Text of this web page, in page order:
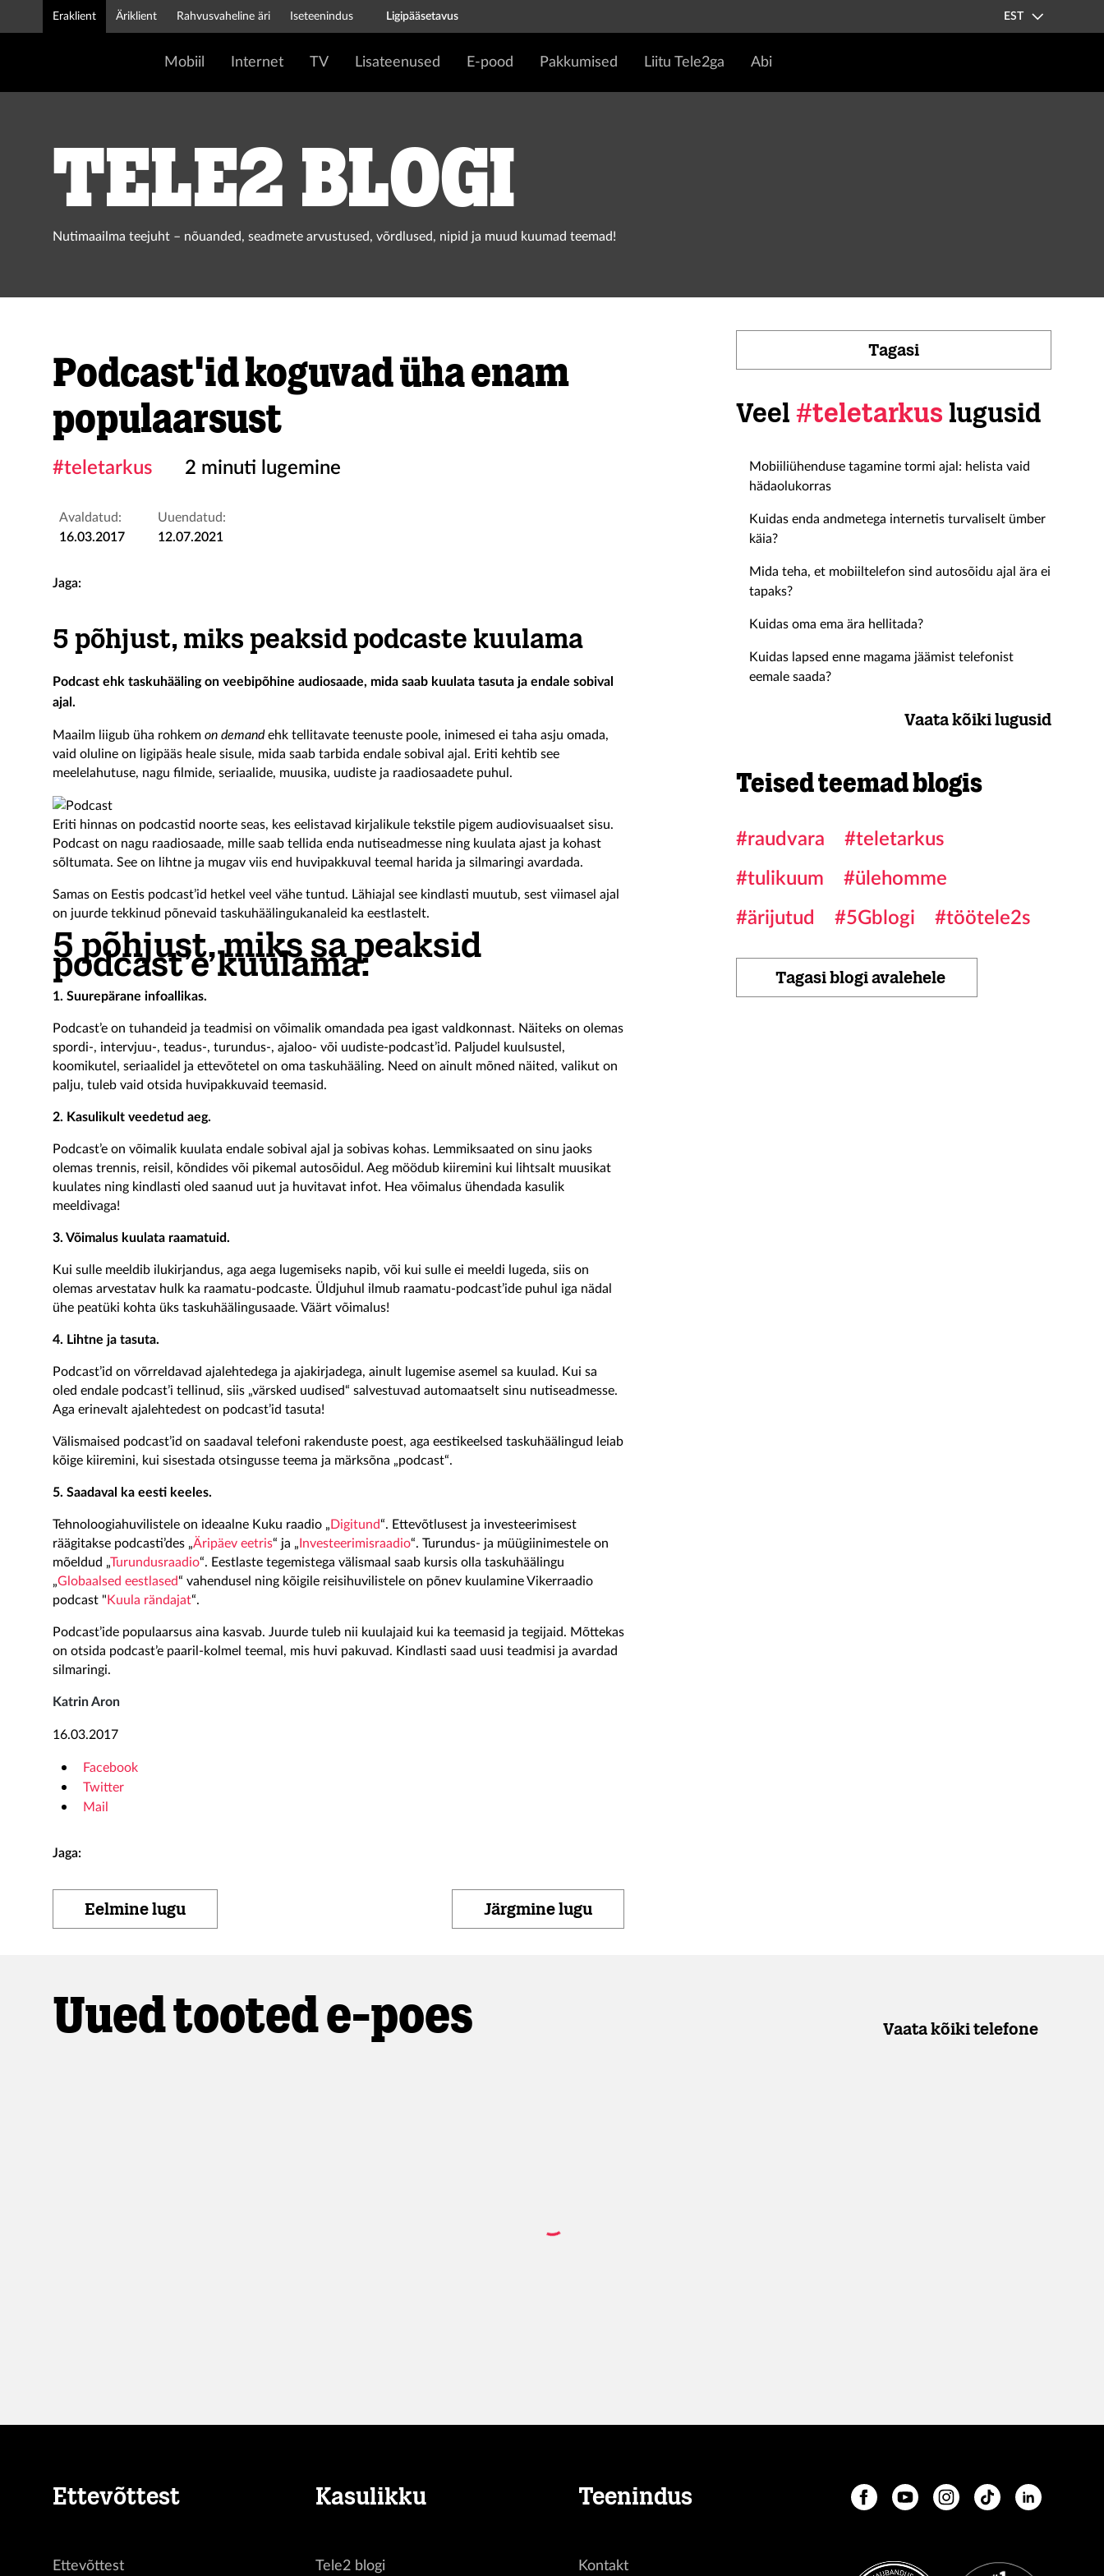
Eraklient Äriklient Rahvusvaheline äri Iseteenindus Ligipääsetavus EST
Mobiil Internet TV Lisateenused E-pood Pakkumised Liitu Tele2ga Abi
Tele2 blogi
Nutimaailma teejuht – nõuanded, seadmete arvustused, võrdlused, nipid ja muud kuumad teemad!
Podcast'id koguvad üha enam
populaarsust
#teletarkus 2 minuti lugemine
Avaldatud:
16.03.2017
Uuendatud:
12.07.2021
Jaga:
5 põhjust, miks peaksid podcaste kuulama
Podcast ehk taskuhääling on veebipõhine audiosaade, mida saab kuulata tasuta ja endale sobival
ajal.
Maailm liigub üha rohkem on demand ehk tellitavate teenuste poole, inimesed ei taha asju omada,
vaid oluline on ligipääs heale sisule, mida saab tarbida endale sobival ajal. Eriti kehtib see
meelelahutuse, nagu filmide, seriaalide, muusika, uudiste ja raadiosaadete puhul.
Eriti hinnas on podcastid noorte seas, kes eelistavad kirjalikule tekstile pigem audiovisuaalset sisu.
Podcast on nagu raadiosaade, mille saab tellida enda nutiseadmesse ning kuulata ajast ja kohast
sõltumata. See on lihtne ja mugav viis end huvipakkuval teemal harida ja silmaringi avardada.
Samas on Eestis podcast’id hetkel veel vähe tuntud. Lähiajal see kindlasti muutub, sest viimasel ajal
on juurde tekkinud põnevaid taskuhäälingukanaleid ka eestlastelt.
5 põhjust, miks sa peaksid
podcast’e kuulama:
1. Suurepärane infoallikas.
Podcast’e on tuhandeid ja teadmisi on võimalik omandada pea igast valdkonnast. Näiteks on olemas
spordi-, intervjuu-, teadus-, turundus-, ajaloo- või uudiste-podcast’id. Paljudel kuulsustel,
koomikutel, seriaalidel ja ettevõtetel on oma taskuhääling. Need on ainult mõned näited, valikut on
palju, tuleb vaid otsida huvipakkuvaid teemasid.
2. Kasulikult veedetud aeg.
Podcast’e on võimalik kuulata endale sobival ajal ja sobivas kohas. Lemmiksaated on sinu jaoks
olemas trennis, reisil, kõndides või pikemal autosõidul. Aeg möödub kiiremini kui lihtsalt muusikat
kuulates ning kindlasti oled saanud uut ja huvitavat infot. Hea võimalus ühendada kasulik
meeldivaga!
3. Võimalus kuulata raamatuid.
Kui sulle meeldib ilukirjandus, aga aega lugemiseks napib, või kui sulle ei meeldi lugeda, siis on
olemas arvestatav hulk ka raamatu-podcaste. Üldjuhul ilmub raamatu-podcast’ide puhul iga nädal
ühe peatüki kohta üks taskuhäälingusaade. Väärt võimalus!
4. Lihtne ja tasuta.
Podcast’id on võrreldavad ajalehtedega ja ajakirjadega, ainult lugemise asemel sa kuulad. Kui sa
oled endale podcast’i tellinud, siis „värsked uudised“ salvestuvad automaatselt sinu nutiseadmesse.
Aga erinevalt ajalehtedest on podcast’id tasuta!
Välismaised podcast’id on saadaval telefoni rakenduste poest, aga eestikeelsed taskuhäälingud leiab
kõige kiiremini, kui sisestada otsingusse teema ja märksõna „podcast“.
5. Saadaval ka eesti keeles.
Tehnoloogiahuvilistele on ideaalne Kuku raadio „ Digitund“. Ettevõtlusest ja investeerimisest
räägitakse podcasti’des „Äripäev eetris“ ja „ Investeerimisraadio“. Turundus- ja müügiinimestele on
mõeldud „Turundusraadio“. Eestlaste tegemistega välismaal saab kursis olla taskuhäälingu
„Globaalsed eestlased“ vahendusel ning kõigile reisihuvilistele on põnev kuulamine Vikerraadio
podcast " Kuula rändajat“.
Podcast’ide populaarsus aina kasvab. Juurde tuleb nii kuulajaid kui ka teemasid ja tegijaid. Mõttekas
on otsida podcast’e paaril-kolmel teemal, mis huvi pakuvad. Kindlasti saad uusi teadmisi ja avardad
silmaringi.
Katrin Aron
16.03.2017
Facebook
Twitter
Mail
Jaga:
Eelmine lugu Järgmine lugu
Tagasi
Veel #teletarkus lugusid
Mobiiliühenduse tagamine tormi ajal: helista vaid
hädaolukorras
Kuidas enda andmetega internetis turvaliselt ümber
käia?
Mida teha, et mobiiltelefon sind autosõidu ajal ära ei
tapaks?
Kuidas oma ema ära hellitada?
Kuidas lapsed enne magama jäämist telefonist
eemale saada?
Vaata kõiki lugusid
Teised teemad blogis
#raudvara
#teletarkus
#tulikuum
#ülehomme
#ärijutud
#5Gblogi #töötele2s
Tagasi blogi avalehele
Uued tooted e-poes Vaata kõiki telefone
Ettevõttest
Ettevõttest
Kasulikku
Tele2 blogi
Teenindus
Kontakt